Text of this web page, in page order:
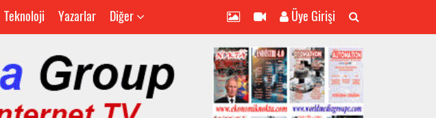
Teknoloji Yazarlar Diğer Üye Girişi